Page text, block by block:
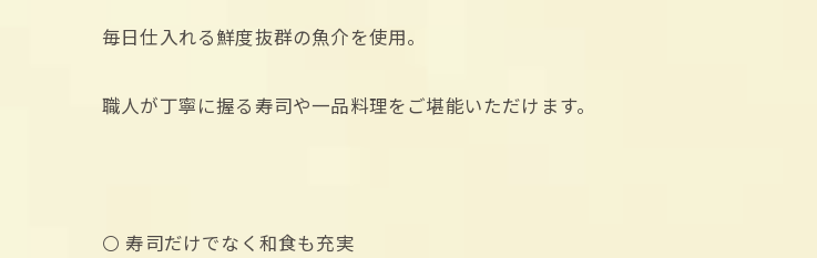
毎日仕入れる鮮度抜群の魚介を使用。
職人が丁寧に握る寿司や一品料理をご堪能いただけます。
⚪️ 寿司だけでなく和食も充実